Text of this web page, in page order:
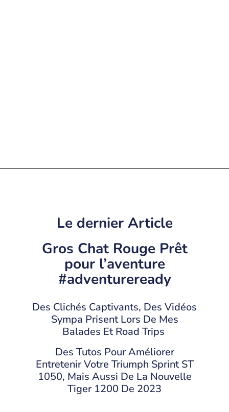
Le dernier Article
Gros Chat Rouge Prêt
pour l’aventure
#adventureready
Des Clichés Captivants, Des Vidéos
Sympa Prisent Lors De Mes
Balades Et Road Trips
Des Tutos Pour Améliorer
Entretenir Votre Triumph Sprint ST
1050, Mais Aussi De La Nouvelle
Tiger 1200 De 2023